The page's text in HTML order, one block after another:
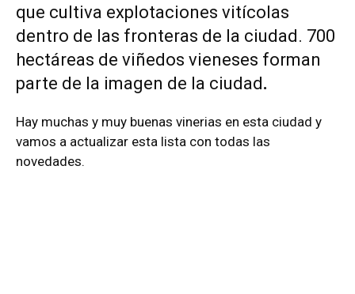
que cultiva explotaciones vitícolas
dentro de las fronteras de la ciudad. 700
hectáreas de viñedos vieneses forman
parte de la imagen de la ciudad.
Hay muchas y muy buenas vinerias en esta ciudad y
vamos a actualizar esta lista con todas las
novedades.